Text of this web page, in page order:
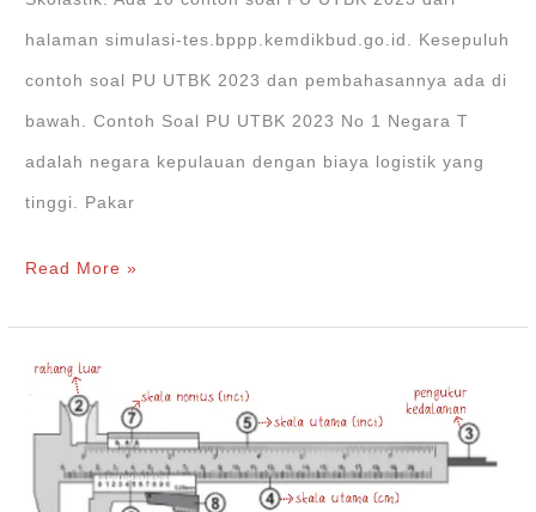
tes.bppp.kemdikbud.go.id
halaman simulasi-tes.bppp.kemdikbud.go.id. Kesepuluh
contoh soal PU UTBK 2023 dan pembahasannya ada di
bawah. Contoh Soal PU UTBK 2023 No 1 Negara T
adalah negara kepulauan dengan biaya logistik yang
tinggi. Pakar
Contoh
UTBK
2023
Read More »